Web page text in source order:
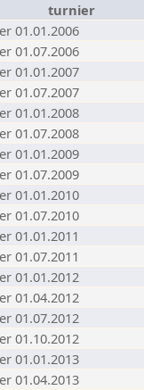
turnier
01.01.2006
01.07.2006
01.01.2007
01.07.2007
01.01.2008
01.07.2008
01.01.2009
01.07.2009
01.01.2010
01.07.2010
01.01.2011
01.07.2011
01.01.2012
01.04.2012
01.07.2012
01.10.2012
01.01.2013
01.04.2013